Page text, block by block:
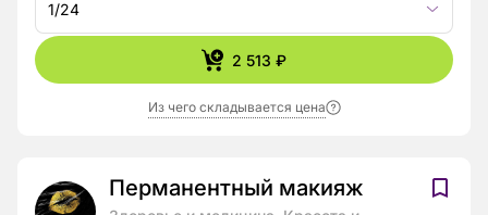
1/24
2 513 ₽
Из чего складывается цена
Перманентный макияж